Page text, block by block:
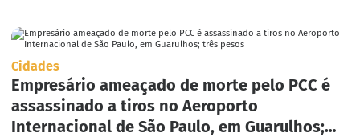
Cidades
Empresário ameaçado de morte pelo PCC é
assassinado a tiros no Aeroporto
Internacional de São Paulo, em Guarulhos;